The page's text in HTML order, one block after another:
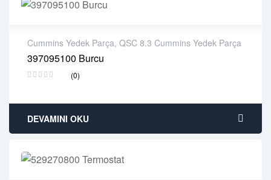
Cummins Yedek Parça, QSC 8.3 Cummins Yedek Parça
397095100 Burcu
(0)
2 years warranty
Delivery time: 1-2 business days
DEVAMINI OKU